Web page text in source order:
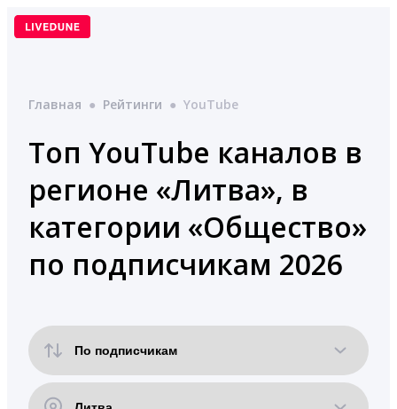
Перейти
Главная ● Рейтинги ● YouTube
Топ YouTube каналов в
регионе «Литва», в
категории «Общество»
по подписчикам 2026